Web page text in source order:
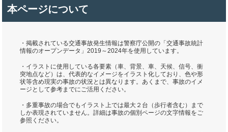
本ページについて
・掲載されている交通事故発生情報は警察庁公開の「交通事故統計
情報のオープンデータ」2019～2024年を使用しています。
・イラストに使用している各要素（車、背景、車、天候、信号、衝
突地点など）は、代表的なイメージをイラスト化しており、色や形
状等含め現実の事故の状況とは異なります。あくまで、事故のイメ
ージとして参考までにご活用ください。
・多重事故の場合でもイラスト上では最大２台（歩行者含む）まで
しか表現されていません。詳細は事故の個別ページの文字情報をご
参照ください。